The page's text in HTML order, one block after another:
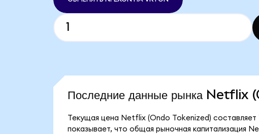
Последние данные рынка
Текущая цена Netflix (Ondo Tokenized) составляет
показывает, что общая рыночная капитализация